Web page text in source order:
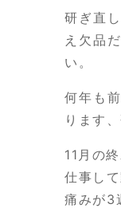
研ぎ直
え欠品
い。
何年も
ります
11月の
仕事し
痛みが3